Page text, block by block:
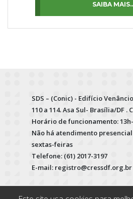
SAIBA
SDS – (Conic) - Edifício
110 a 114. Asa Sul- Brasília/DF .
Horário de funcionamento:
Não há atendimento
sextas-feiras
Telefone: (61) 2017-3197
E-mail: registro@cressdf.org.br